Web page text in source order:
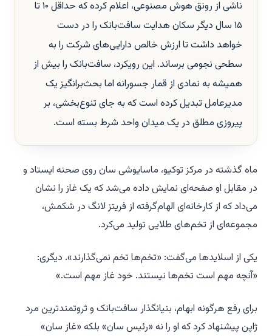
ناشی از رونق هوش مصنوعی، اعلام کرده که حداقل ۱۰ تا
۱۵ سال دیگر سکان هدایت سافت‌بانک را در دست
خواهد داشت تا ارزش خالص دارایی‌های شرکت را به
سطحی نجومی برساند. این رویکرد، سافت‌بانک را بیش از
همیشه به نمادی از قمار جسورانه اما بحث‌برانگیز یک
مدیرعامل تبدیل کرده است که به جای تنوع‌بخشی، بر
پیروزی مطلق در یک میدان واحد شرط بسته است.
ماه گذشته در مرکز توکیو، ماسایوشی سان روی صحنه ایستاد و
در مقابل او صفحه‌ای نمایش داده می‌شد که یک غاز را نشان
می‌داد که از کارخانه‌ای الهام‌گرفته از فریتز لانگ در شکمش،
مجموعه‌ای از تخم‌های طلایی تولید می‌کرد.
یکی از اسلایدها می‌گفت: «تخم‌ها تخم نمی‌گذارند». دیگری:
«آنچه مهم است تخم‌ها نیستند. خود غاز مهم است.»
برای رفع هرگونه ابهام، بنیانگذار سافت‌بانک و ثروتمندترین مرد
ژاپن پیشنهاد کرد که او را نه «رئیس سان» بلکه «غاز سان»